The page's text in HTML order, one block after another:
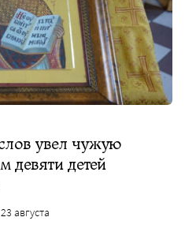
увел чужую
девяти детей
августа